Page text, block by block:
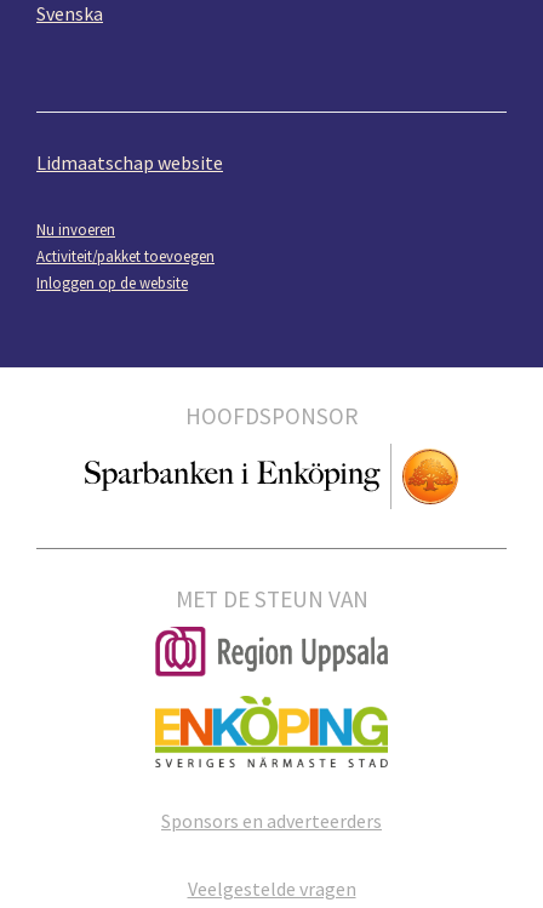
Svenska
Lidmaatschap website
Nu invoeren
Activiteit/pakket toevoegen
Inloggen op de website
HOOFDSPONSOR
MET DE STEUN VAN
Sponsors en adverteerders
Veelgestelde vragen